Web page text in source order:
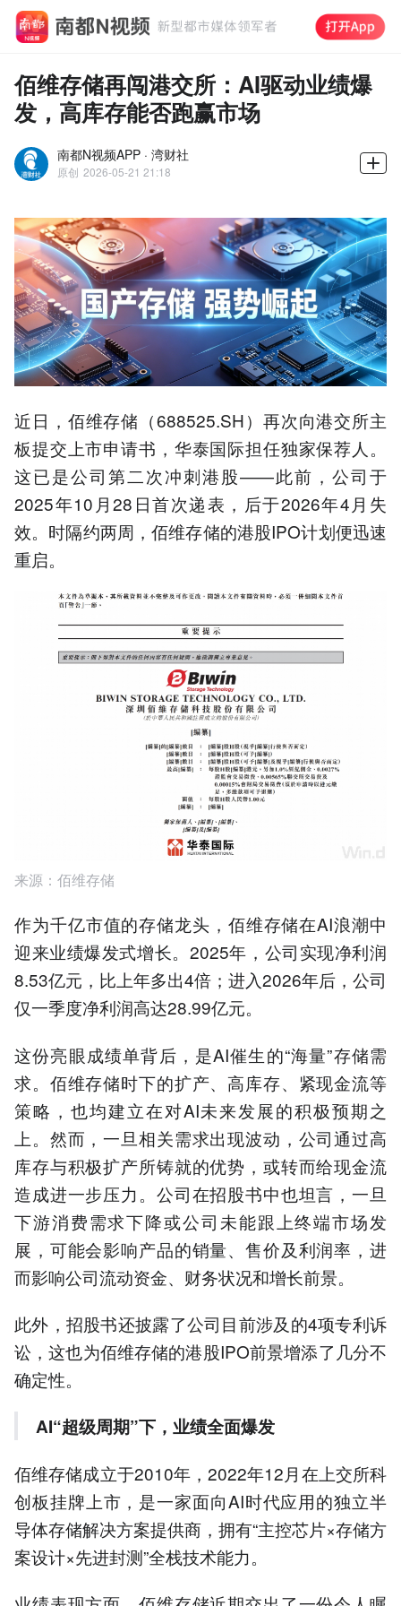
佰维存储再闯港交所：AI驱动业绩爆
发，高库存能否跑赢市场
南都N视频APP · 湾财社
原创 2026-05-21 21:18
近日，佰维存储（688525.SH）再次向港交所主
板提交上市申请书，华泰国际担任独家保荐人。
这已是公司第二次冲刺港股——此前，公司于
2025年10月28日首次递表，后于2026年4月失
效。时隔约两周，佰维存储的港股IPO计划便迅速
重启。
来源：佰维存储
作为千亿市值的存储龙头，佰维存储在AI浪潮中
迎来业绩爆发式增长。2025年，公司实现净利润
8.53亿元，比上年多出4倍；进入2026年后，公司
仅一季度净利润高达28.99亿元。
这份亮眼成绩单背后，是AI催生的“海量”存储需
求。佰维存储时下的扩产、高库存、紧现金流等
策略，也均建立在对AI未来发展的积极预期之
上。然而，一旦相关需求出现波动，公司通过高
库存与积极扩产所铸就的优势，或转而给现金流
造成进一步压力。公司在招股书中也坦言，一旦
下游消费需求下降或公司未能跟上终端市场发
展，可能会影响产品的销量、售价及利润率，进
而影响公司流动资金、财务状况和增长前景。
此外，招股书还披露了公司目前涉及的4项专利诉
讼，这也为佰维存储的港股IPO前景增添了几分不
确定性。
AI“超级周期”下，业绩全面爆发
佰维存储成立于2010年，2022年12月在上交所科
创板挂牌上市，是一家面向AI时代应用的独立半
导体存储解决方案提供商，拥有“主控芯片×存储方
案设计×先进封测”全栈技术能力。